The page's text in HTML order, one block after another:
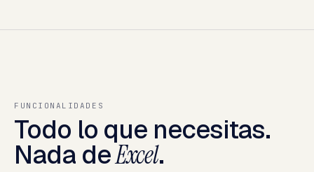
FUNCIONALIDADES
Todo lo que necesitas.
Nada deExcel.